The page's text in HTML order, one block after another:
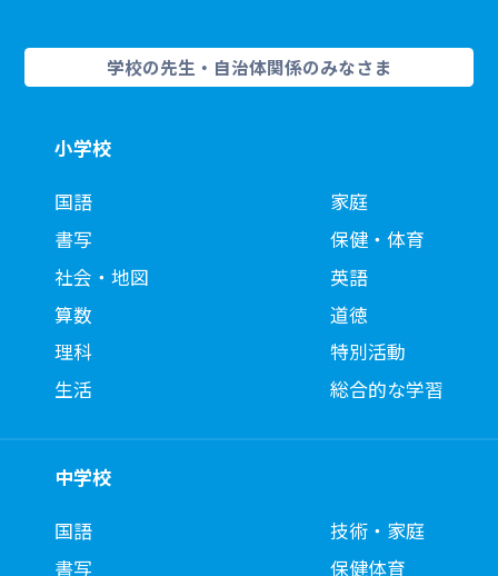
学校の先生・自治体関係のみなさま
小学校
国語
書写
社会・地図
算数
理科
生活
家庭
保健・体育
英語
道徳
特別活動
総合的な学習
中学校
国語
書写
技術・家庭
保健体育